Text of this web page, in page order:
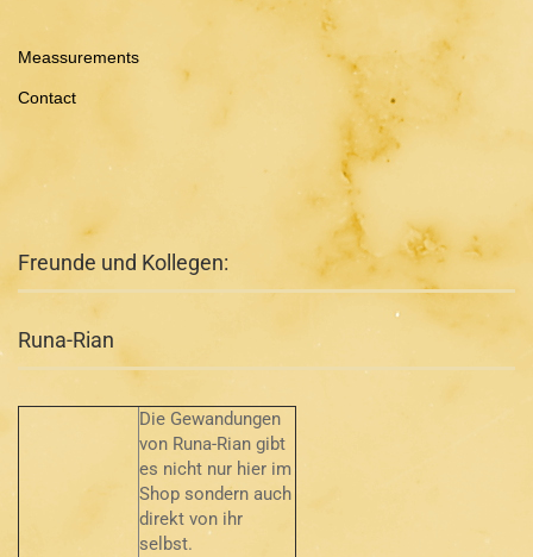
Meassurements
Contact
Freunde und Kollegen:
Runa-Rian
Die Gewandungen
von Runa-Rian gibt
es nicht nur hier im
Shop sondern auch
direkt von ihr
selbst.